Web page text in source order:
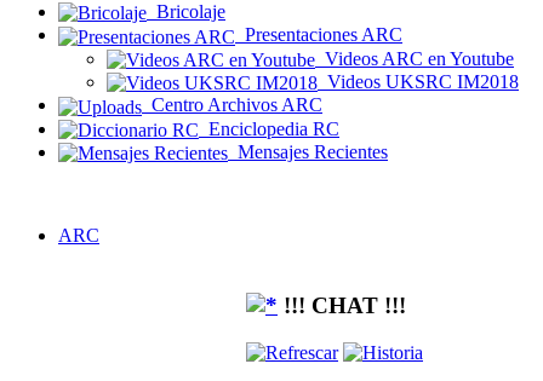
Bricolaje
Presentaciones ARC
Videos ARC en Youtube
Videos UKSRC IM2018
Centro Archivos ARC
Enciclopedia RC
Mensajes Recientes
ARC
!!! CHAT !!!